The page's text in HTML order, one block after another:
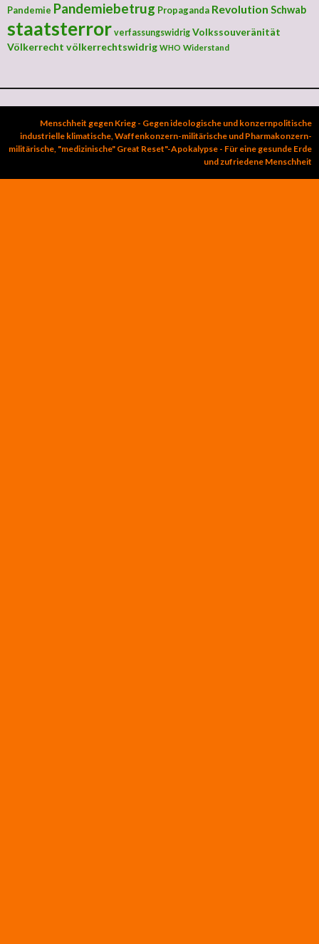
Pandemie Pandemiebetrug Propaganda Revolution Schwab
staatsterror verfassungswidrig Volkssouveränität
Völkerrecht völkerrechtswidrig WHO Widerstand
Menschheit gegen Krieg - Gegen ideologische und konzernpolitische
industrielle klimatische, Waffenkonzern-militärische und Pharmakonzern-
militärische, "medizinische" Great Reset"-Apokalypse - Für eine gesunde Erde
und zufriedene Menschheit